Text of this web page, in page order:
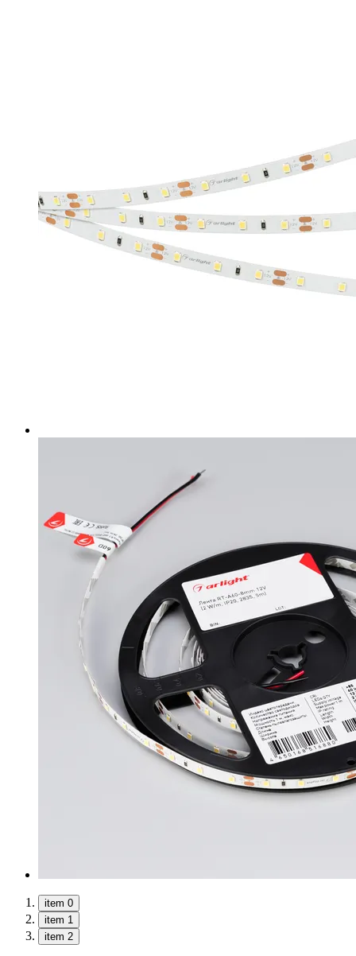
item 0
item 1
item 2